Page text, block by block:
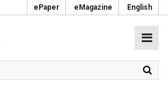
ePaper eMagazine English